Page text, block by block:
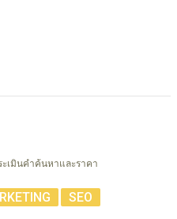
ะเมินคำค้นหาและราคา
SEO